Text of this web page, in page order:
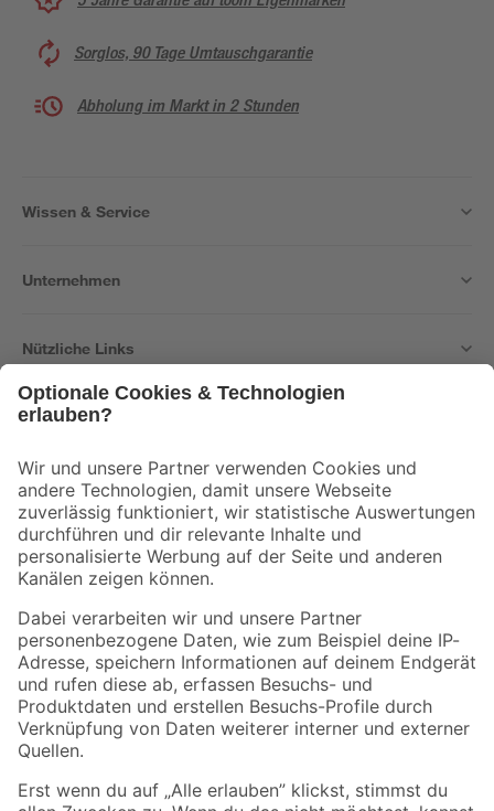
Sorglos, 90 Tage Umtauschgarantie
Abholung im Markt in 2 Stunden
Wissen & Service
Unternehmen
Nützliche Links
Der toom Newsletter: Keine Angebote und Aktionen mehr verpassen!
Zur Newsletter Anmeldung
Folge uns
Zahlungsarten Versandarten
Sicher einkaufen